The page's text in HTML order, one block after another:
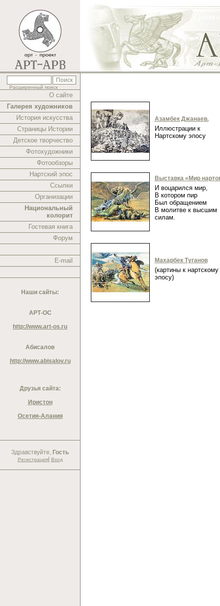
Расширенный поиск
О сайте
Галерея художников
История искусства
Страницы Истории
Детское творчество
Фотохудожники
Фотообзоры
Нартский эпос
Ссылки
Организации
Национальный
колорит
Гостевая книга
Форум
E-mail
Наши сайты:
АРТ-ОС
http://www.art-os.ru
Абисалов
http://www.abisalov.ru
Друзья сайта:
Иристон
Осетия-Алания
Здравствуйте, Гость
Регистрация| Вход
Азамбек Джанаев.
Иллюстрации к
Нартскому эпосу
Выставка «Мир
И воцарился мир,
В котором пир
Был обращением
В молитве к высшим
силам.
Махарбек Туганов
(картины к нартскому
эпосу)